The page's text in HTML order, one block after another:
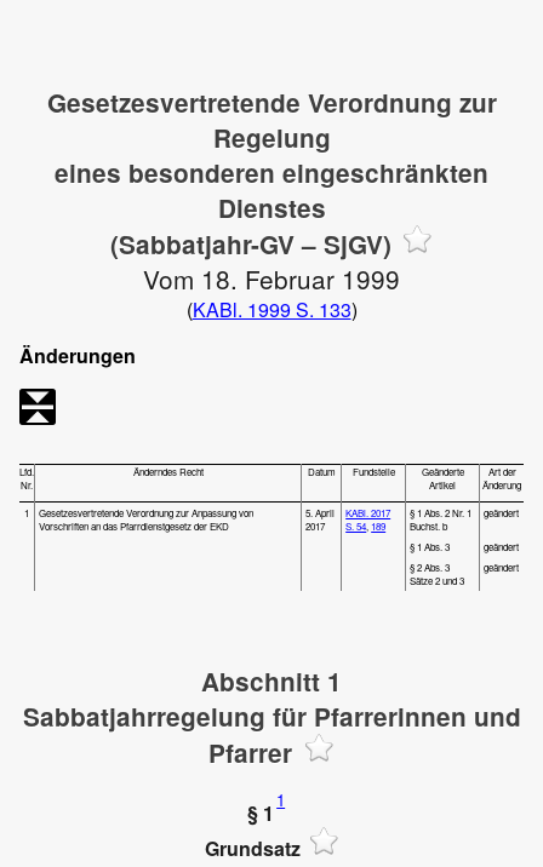
Gesetzesvertretende Verordnung zur
Regelung
eines besonderen eingeschränkten
Dienstes
(Sabbatjahr-GV – SjGV)
Vom 18. Februar 1999
(KABl. 1999 S. 133)
Änderungen
Lfd.
Nr.
Änderndes Recht Datum Fundstelle
Geänderte
Artikel
Art der
Änderung
1
Gesetzesvertretende Verordnung zur Anpassung von
Vorschriften an das Pfarrdienstgesetz der EKD
5. April
2017
KABl. 2017
S. 54,189
§ 1 Abs. 2 Nr. 1
Buchst. b
geändert
§ 1 Abs. 3
geändert
§ 2 Abs. 3
Sätze 2 und 3
geändert
Abschnitt 1
Sabbatjahrregelung für Pfarrerinnen und
Pfarrer
§ 1 1
Grundsatz